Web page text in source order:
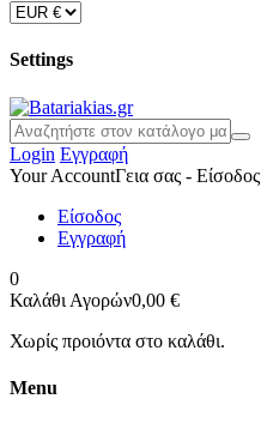
Settings
Login Εγγραφή
Your AccountΓεια σας - Είσοδος
Είσοδος
Εγγραφή
0
Καλάθι Αγορών0,00 €
Χωρίς προιόντα στο καλάθι.
Menu